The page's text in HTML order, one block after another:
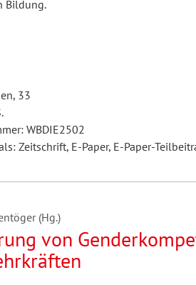
Bildung.
33
WBDIE2502
Zeitschrift, E-Paper, E-Paper-
(Hg.)
von